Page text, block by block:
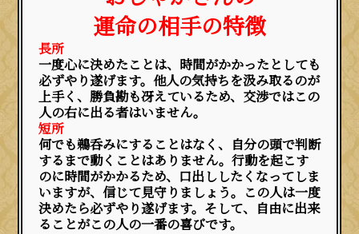
運命の相手の特徴
長所
一度心に決めたことは、時間がかかったとしても
必ずやり遂げます。他人の気持ちを汲み取るのが
上手く、勝負勘も冴えているため、交渉ではこの
人の右に出る者はいません。
短所
何でも鵜呑みにすることはなく、自分の頭で判断
するまで動くことはありません。行動を起こす
のに時間がかかるため、口出ししたくなってしま
いますが、信じて見守りましょう。この人は一度
決めたら必ずやり遂げます。そして、自由に出来
ることがこの人の一番の喜びです。